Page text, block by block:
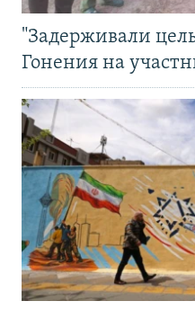
"Задерживали
Гонения на